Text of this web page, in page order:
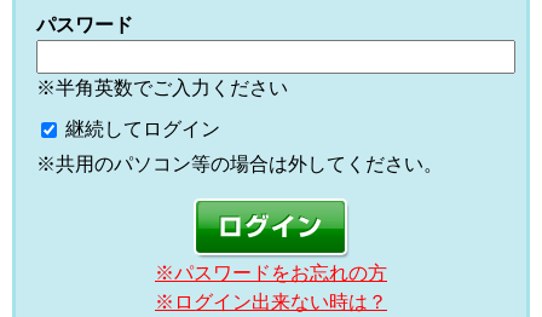
パスワード
※半角英数でご入力ください
継続してログイン
※共用のパソコン等の場合は外してください。
※パスワードをお忘れの方
※ログイン出来ない時は？